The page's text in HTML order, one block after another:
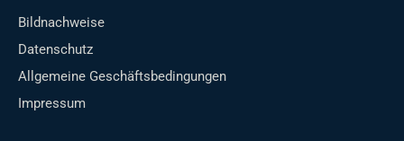
Bildnachweise
Datenschutz
Allgemeine Geschäftsbedingungen
Impressum